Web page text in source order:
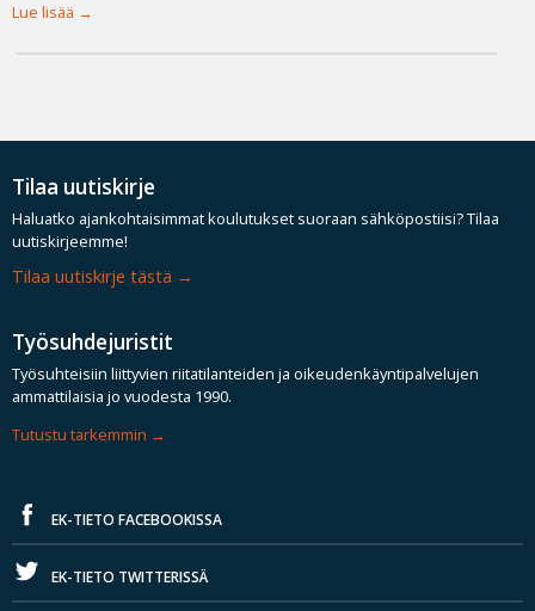
Lue lisää
Tilaa uutiskirje
Haluatko ajankohtaisimmat koulutukset suoraan sähköpostiisi? Tilaa
uutiskirjeemme!
Tilaa uutiskirje tästä
Työsuhdejuristit
Työsuhteisiin liittyvien riitatilanteiden ja oikeudenkäyntipalvelujen
ammattilaisia jo vuodesta 1990.
Tutustu tarkemmin
EK-TIETO FACEBOOKISSA
EK-TIETO TWITTERISSÄ